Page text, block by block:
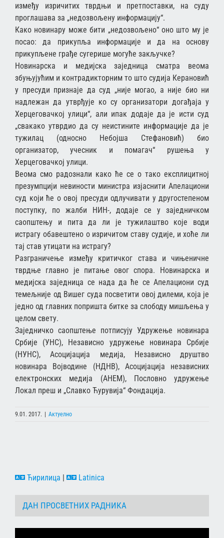
између изричитих тврдњи и претпоставки, на суду
проглашава за „недозвољену информацију“.
Како новинару може бити „недозвољено“ оно што му је
посао: да прикупља информације и да на основу
прикупљене грађе сугерише могуће закључке?
Новинарска и медијска заједница сматра веома
збуњујућим и контрадикторним то што судија Керановић
у пресуди признаје да суд „није могао, а није био ни
надлежан да утврђује ко су организатори догађаја у
Херцеговачкој улици“, али ипак додаје да је исти суд
„свакако утврдио да су неистините информације да је
тужилац (односно Небојша Стефановић) био
организатор, учесник и помагач“ рушења у
Херцеговачкој улици.
Веома смо радознали како ће се о тако експлицитној
презумпцији невиности министра изјаснити Апелациони
суд који ће о овој пресуди одлучивати у другостепеном
поступку, по жалби НИН-, додаје се у заједничком
саопштењу и пита да ли је тужилаштво које води
истрагу обавештено о изричитом ставу судије, и хоће ли
тај став утицати на истрагу?
Разграничење између критичког става и чињеничне
тврдње главно је питање овог спора. Новинарска и
медијска заједница се нада да ће се Апелациони суд
темељније од Вишег суда посветити овој дилеми, која је
једно од главних попришта битке за слободу мишљења у
целом свету.
Заједничко саопштење потписују Удружење новинара
Србије (УНС), Независно удружење новинара Србије
(НУНС), Асоцијација медија, Независно друштво
новинара Војводине (НДНВ), Асоцијација независних
електронских медија (АНЕМ), Пословно удружење
Локал преш и „Славко Ћурувија“ Фондација.
9.01. 2017. | Актуелно
Ћирилица | Latinica
ДАН ПРОСВЕТНИХ РАДНИКА